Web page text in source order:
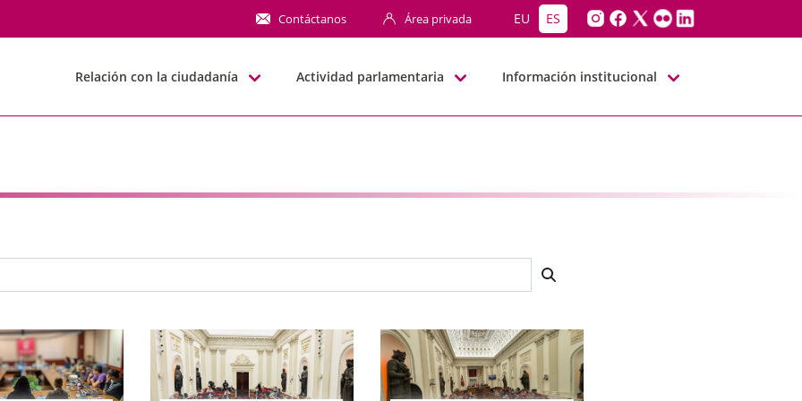
Contáctanos Área privada EU ES
Relación con la ciudadanía Actividad parlamentaria Información institucional
búsqueda